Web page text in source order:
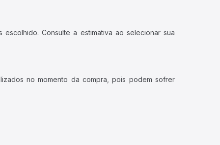
Consulte a estimativa ao selecionar sua
no momento da compra, pois podem sofrer